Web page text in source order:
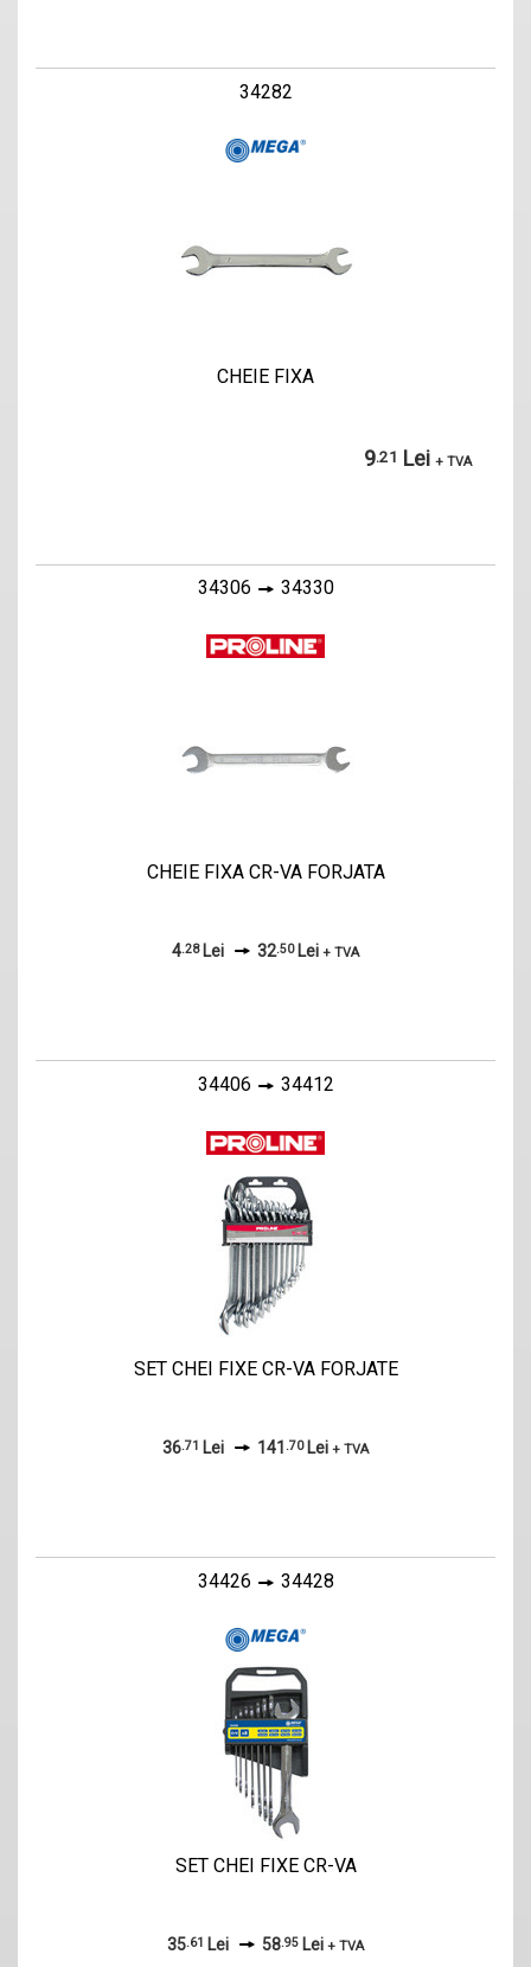
34282
CHEIE FIXA
9.21 Lei + TVA
34306 34330
CHEIE FIXA CR-VA FORJATA
4.28Lei 32.50Lei + TVA
34406 34412
SET CHEI FIXE CR-VA FORJATE
36.71 Lei 141 .70Lei + TVA
34426 34428
SET CHEI FIXE CR-VA
35.61 Lei 58.95 Lei + TVA